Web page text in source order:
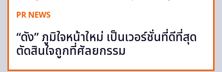
PR NEWS
“ดัง” ภูมิใจหน้าใหม่ เป็นเวอร์ชั่นที่ดีที่สุด
ตัดสินใจถูกที่ศัลยกรรม